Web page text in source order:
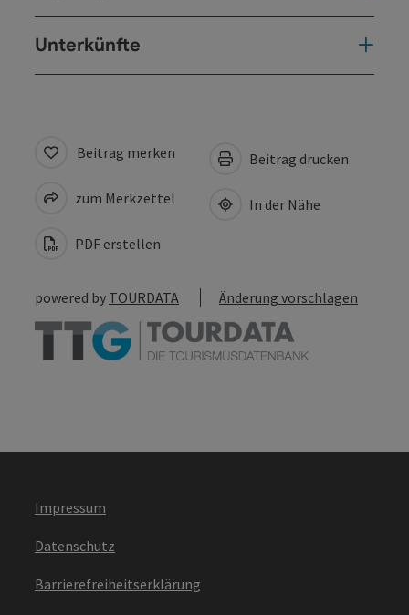
Unterkünfte
Beitrag merken
zum Merkzettel
PDF erstellen
Beitrag drucken
In der Nähe
powered by TOURDATA Änderung vorschlagen
Impressum
Datenschutz
Barrierefreiheitserklärung